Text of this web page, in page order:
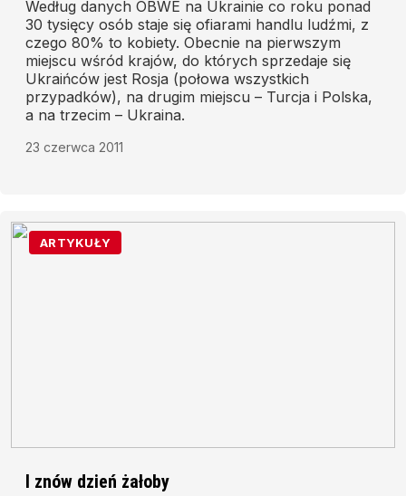
Według danych OBWE na Ukrainie co roku ponad
30 tysięcy osób staje się ofiarami handlu ludźmi, z
czego 80% to kobiety. Obecnie na pierwszym
miejscu wśród krajów, do których sprzedaje się
Ukraińców jest Rosja (połowa wszystkich
przypadków), na drugim miejscu – Turcja i Polska,
a na trzecim – Ukraina.
23 czerwca 2011
ARTYKUŁY
I znów dzień żałoby